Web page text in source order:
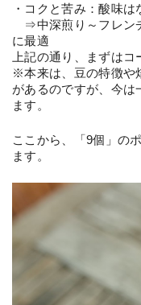
・コクと苦み：酸味
⇒中深煎り～フレン
に最適
上記の通り、まずはコ
※本来は、豆の特徴や
があるのですが、今は
ます。
ここから、「9個」の
ます。